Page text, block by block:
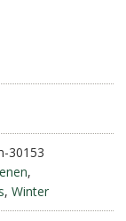
30153
,
, Winter